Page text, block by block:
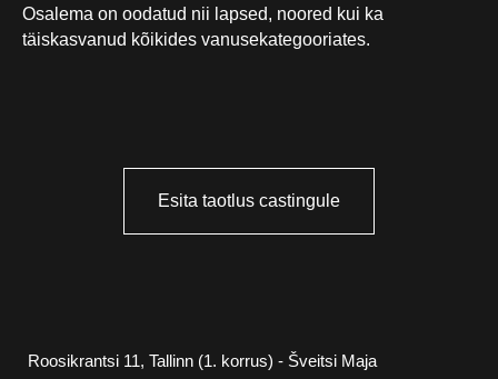
Osalema on oodatud nii lapsed, noored kui ka
täiskasvanud kõikides vanusekategooriates.
Esita taotlus castingule
Nelgi tee 1, Viimsi (1. korrus) - Viimsi Huvikeskus